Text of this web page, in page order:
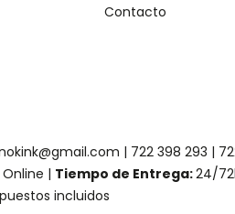
Contacto
| 722 398 293 |
| Tiempo de Entrega:24/
incluidos